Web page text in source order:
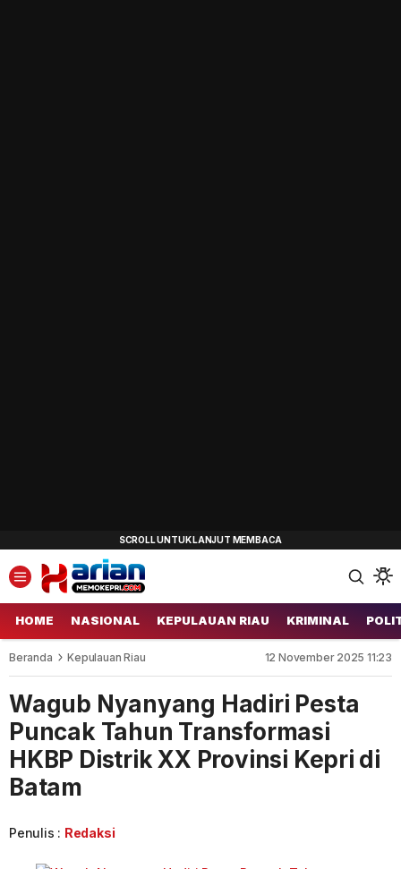
HOME NASIONAL KEPULAUAN RIAU KRIMINAL
Beranda Kepulauan Riau 12 November 2025 11:23
Wagub Nyanyang Hadiri Pesta
Puncak Tahun Transformasi
HKBP Distrik XX Provinsi Kepri di
Batam
Penulis : Redaksi